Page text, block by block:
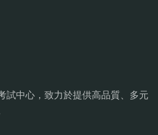
試中心，致力於提供高品質、多元